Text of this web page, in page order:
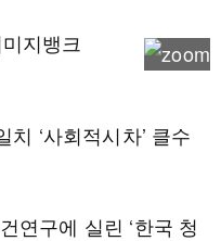
‘사회적시차’ 클수
연구에 실린 ‘한국 청